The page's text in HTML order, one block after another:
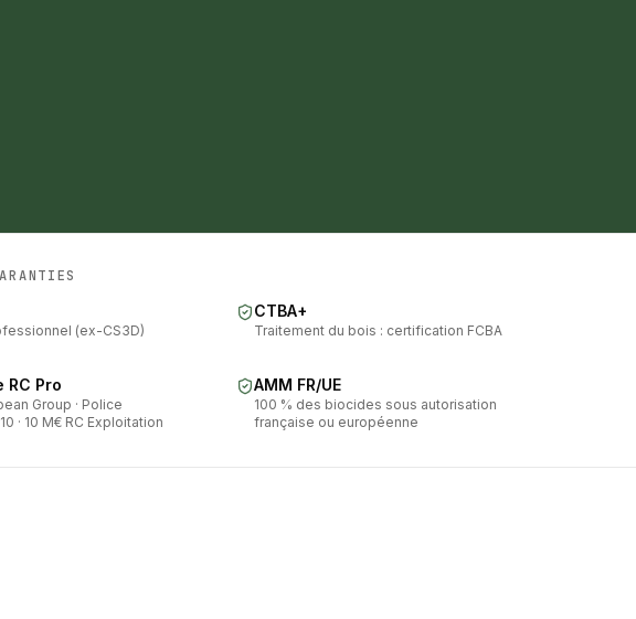
(ex-CS3D)
CTBA+
Traitement du bois : certification FCBA
RC Pro
Group · Police
· 10 M€ RC Exploitation
AMM FR/UE
100 % des biocides sous autorisation
française ou européenne